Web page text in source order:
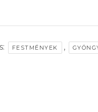
FESTMÉNYEK ,